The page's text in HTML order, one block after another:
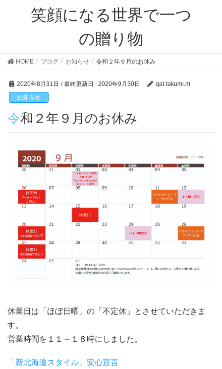
笑顔になる世界で一つ
の贈り物
HOME ブログ お知らせ 令和２年９月のお休み
2020年8月31日 / 最終更新日 : 2020年9月30日
qat-takumi.m
お知らせ
令和２年９月のお休み
休業日は「ほぼ日曜」の「不定休」とさせていただきま
す。
営業時間を１１～１８時にしました。
「新北海道スタイル」安心宣言